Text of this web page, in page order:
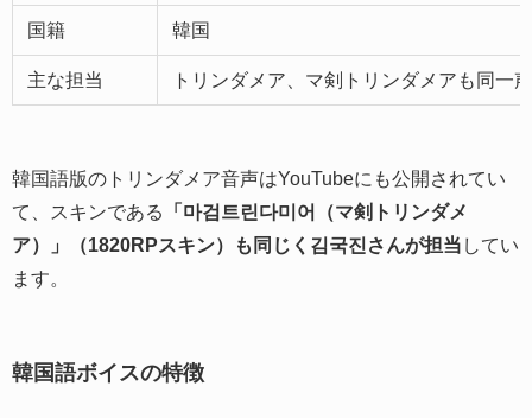
国籍 韓国
主な担当 トリンダメア、マ剣トリンダメアも同一
韓国語版のトリンダメア音声はYouTubeにも公開されてい
て、スキンである
「마검트린다미어（マ剣トリンダメ
ア）」（1820RPスキン）も同じく김국진さんが担当 してい
ます。
韓国語ボイスの特徴